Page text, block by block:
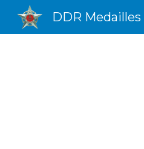
DDR Medailles